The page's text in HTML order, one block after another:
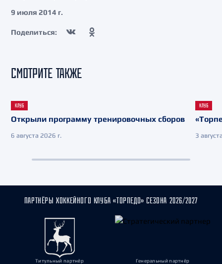
9 июля 2014 г.
Поделиться:
СМОТРИТЕ ТАКЖЕ
КЛУБ
Открыли программу тренировочных сборов
6 августа 2026 г.
КЛУБ
3
ПАРТНЁРЫ ХОККЕЙНОГО КЛУБА «ТОРПЕДО» СЕЗОНА 2026/2027
Титульный партнёр Генеральный партнёр